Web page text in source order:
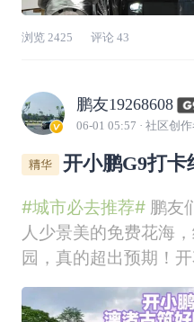
浏览 2425 评论 43
鹏友19268608
06-01 05:57 · 社区创
开小鹏G9打卡
#城市必去推荐#鹏友
人少景美的免费花海
园，真的超出预期！
经举办第三年了！大
网红打卡布景，随手